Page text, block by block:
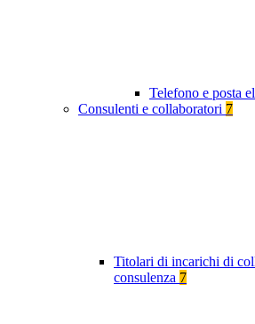
Telefono e posta
Consulenti e collaboratori 7
Titolari di incarichi di
consulenza 7